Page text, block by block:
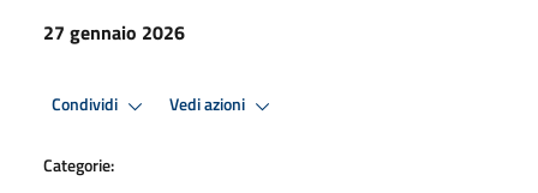
27 gennaio 2026
Condividi Vedi azioni
Categorie: